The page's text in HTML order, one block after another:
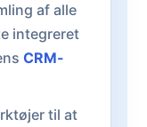
af alle
integreret
CRM-
til at